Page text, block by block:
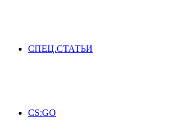
СПЕЦ.СТАТЬИ
CS:GO